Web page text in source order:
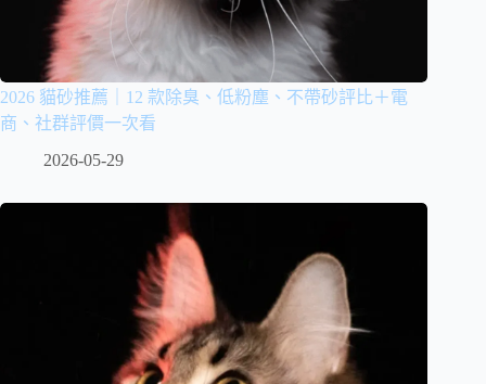
2026 貓砂推薦｜12 款除臭、低粉塵、不帶砂評比＋電
商、社群評價一次看
2026-05-29